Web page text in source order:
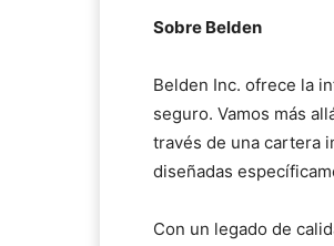
Sobre Belden
Belden Inc. ofrece la
seguro. Vamos más
través de una cartera
diseñadas
Con un legado de